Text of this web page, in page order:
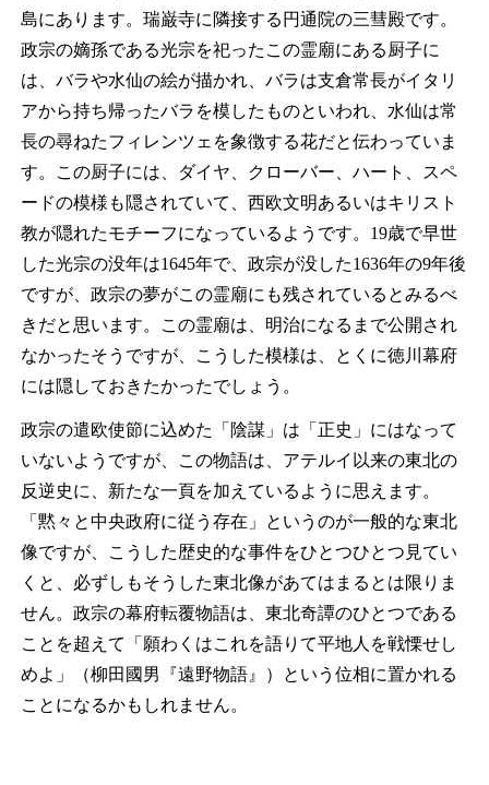
島にあります。瑞巌寺に隣接する円通院の三彗殿です。
政宗の嫡孫である光宗を祀ったこの霊廟にある厨子に
は、バラや水仙の絵が描かれ、バラは支倉常長がイタリ
アから持ち帰ったバラを模したものといわれ、水仙は常
長の尋ねたフィレンツェを象徴する花だと伝わっていま
す。この厨子には、ダイヤ、クローバー、ハート、スペ
ードの模様も隠されていて、西欧文明あるいはキリスト
教が隠れたモチーフになっているようです。19歳で早世
した光宗の没年は1645年で、政宗が没した1636年の9年後
ですが、政宗の夢がこの霊廟にも残されているとみるべ
きだと思います。この霊廟は、明治になるまで公開され
なかったそうですが、こうした模様は、とくに徳川幕府
には隠しておきたかったでしょう。
政宗の遣欧使節に込めた「陰謀」は「正史」にはなって
いないようですが、この物語は、アテルイ以来の東北の
反逆史に、新たな一頁を加えているように思えます。
「黙々と中央政府に従う存在」というのが一般的な東北
像ですが、こうした歴史的な事件をひとつひとつ見てい
くと、必ずしもそうした東北像があてはまるとは限りま
せん。政宗の幕府転覆物語は、東北奇譚のひとつである
ことを超えて「願わくはこれを語りて平地人を戦慄せし
めよ」（柳田國男『遠野物語』）という位相に置かれる
ことになるかもしれません。